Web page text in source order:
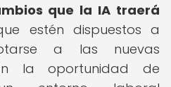
que la IA traerá
estén dispuestos a
a las nuevas
la oportunidad de